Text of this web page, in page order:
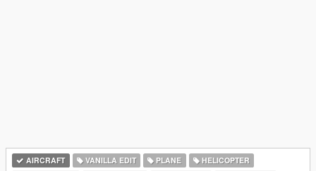
AIRCRAFT VANILLA EDIT PLANE
HELICOPTER